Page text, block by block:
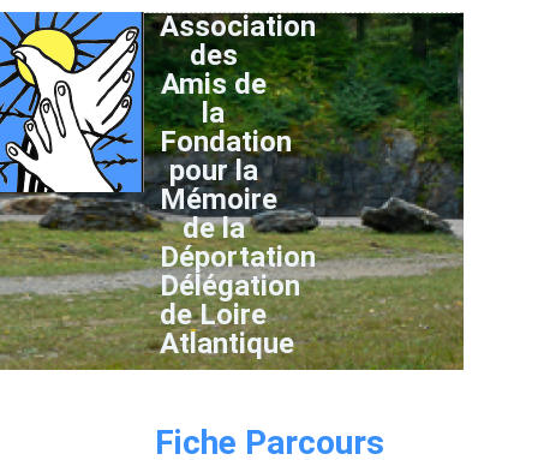
Association
des
Amis de
la
Fondation
pour la
Mémoire
de la
Déportation
Délégation
de Loire
Atlantique
Fiche Parcours